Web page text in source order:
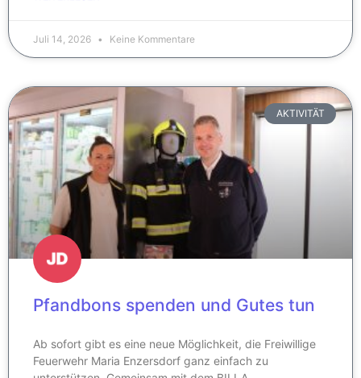
Juli 14, 2026 Keine Kommentare
AKTIVITÄT
Pfandbons spenden und Gutes tun
Ab sofort gibt es eine neue Möglichkeit, die Freiwillige
Feuerwehr Maria Enzersdorf ganz einfach zu